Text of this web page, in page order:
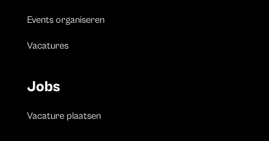
Events organiseren
Vacatures
Jobs
Vacature plaatsen